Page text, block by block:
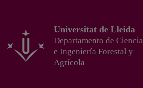
principal
Universitat de Lleida
Departamento de Ciencia
e Ingeniería Forestal y
Agrícola